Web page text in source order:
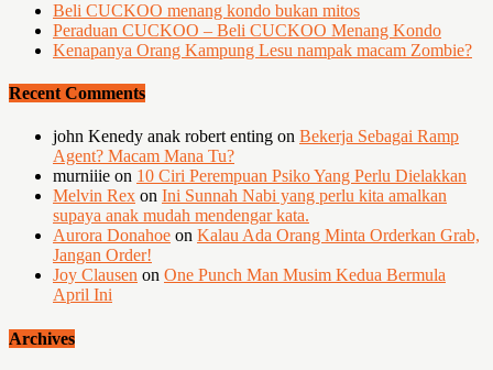
Beli CUCKOO menang kondo bukan mitos
Peraduan CUCKOO – Beli CUCKOO Menang Kondo
Kenapanya Orang Kampung Lesu nampak macam Zombie?
Recent Comments
john Kenedy anak robert enting on Bekerja Sebagai Ramp
Agent? Macam Mana Tu?
murniiie on 10 Ciri Perempuan Psiko Yang Perlu Dielakkan
Melvin Rex on Ini Sunnah Nabi yang perlu kita amalkan
supaya anak mudah mendengar kata.
Aurora Donahoe on Kalau Ada Orang Minta Orderkan Grab,
Jangan Order!
Joy Clausen on One Punch Man Musim Kedua Bermula
April Ini
Archives